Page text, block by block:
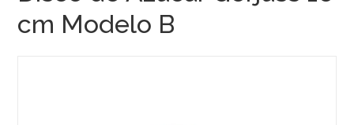
cm Modelo B